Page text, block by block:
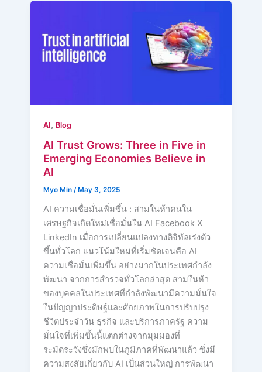
AI, Blog
AI Trust Grows: Three in Five in
Emerging Economies Believe in
AI
Myo Min/ May 3, 2025
AI ความเชื่อมั่นเพิ่มขึ้น : สามในห้าคนใน
เศรษฐกิจเกิดใหม่เชื่อมั่นใน AI Facebook X
LinkedIn เมื่อการเปลี่ยนแปลงทางดิจิทัลเร่งตัว
ขึ้นทั่วโลก แนวโน้มใหม่ที่เริ่มชัดเจนคือ AI
ความเชื่อมั่นเพิ่มขึ้น อย่างมากในประเทศกำลัง
พัฒนา จากการสำรวจทั่วโลกล่าสุด สามในห้า
ของบุคคลในประเทศที่กำลังพัฒนามีความมั่นใจ
ในปัญญาประดิษฐ์และศักยภาพในการปรับปรุง
ชีวิตประจำวัน ธุรกิจ และบริการภาครัฐ ความ
มั่นใจที่เพิ่มขึ้นนี้แตกต่างจากมุมมองที่
ระมัดระวังซึ่งมักพบในภูมิภาคที่พัฒนาแล้ว ซึ่งมี
ความสงสัยเกี่ยวกับ AI เป็นส่วนใหญ่ การพัฒนา